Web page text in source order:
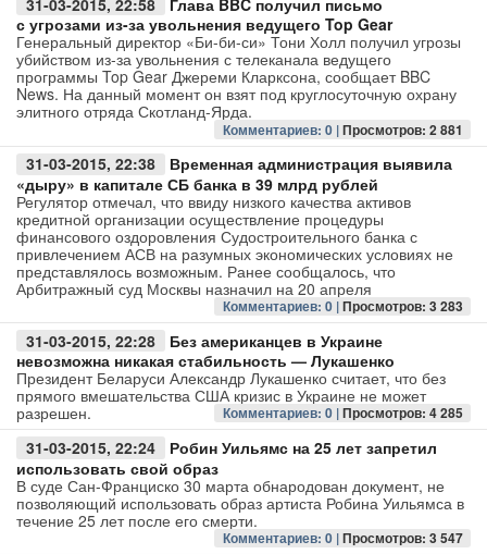
с угрозами из-за увольнения ведущего Top Gear
Генеральный директор «Би-би-си» Тони Холл получил угрозы
убийством из-за увольнения с телеканала ведущего
программы Top Gear Джереми Кларксона, сообщает BBC
News. На данный момент он взят под круглосуточную охрану
элитного отряда Скотланд-Ярда.
Комментариев: 0 |Просмотров: 2 881
31-03-2015, 22:38
Временная администрация выявила
«дыру» в капитале СБ банка в 39 млрд рублей
Регулятор отмечал, что ввиду низкого качества активов
кредитной организации осуществление процедуры
финансового оздоровления Судостроительного банка с
привлечением АСВ на разумных экономических условиях не
представлялось возможным. Ранее сообщалось, что
Арбитражный суд Москвы назначил на 20 апреля
Комментариев: 0 |Просмотров: 3 283
31-03-2015, 22:28
Без американцев в Украине
невозможна никакая стабильность — Лукашенко
Президент Беларуси Александр Лукашенко считает, что без
прямого вмешательства США кризис в Украине не может
разрешен.
Комментариев: 0 |Просмотров: 4 285
31-03-2015, 22:24
Робин Уильямс на 25 лет запретил
использовать свой образ
В суде Сан-Франциско 30 марта обнародован документ, не
позволяющий использовать образ артиста Робина Уильямса в
течение 25 лет после его смерти.
Комментариев: 0 |Просмотров: 3 547